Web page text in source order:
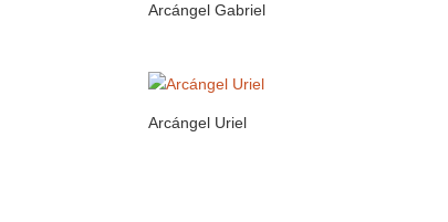
Arcángel Gabriel
Arcángel Uriel